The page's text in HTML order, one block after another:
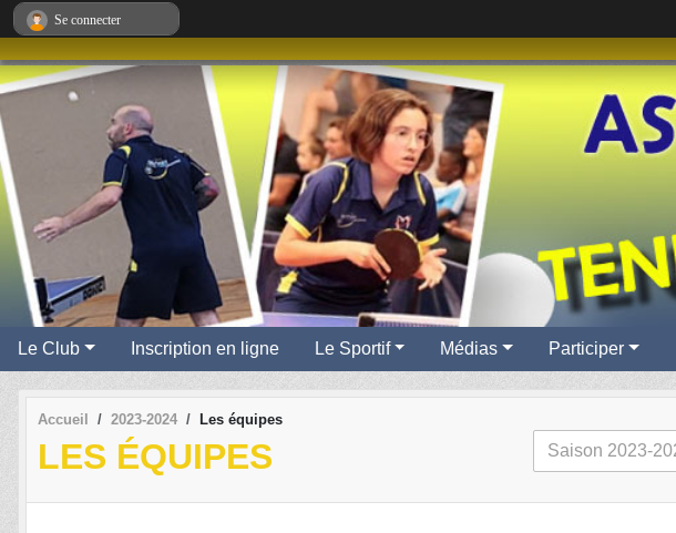
Le Club Inscription en ligne Le Sportif Médias Participer
Accueil 2023-2024 Les équipes
LES ÉQUIPES
Se connecter
Panneau de gestion des cookies